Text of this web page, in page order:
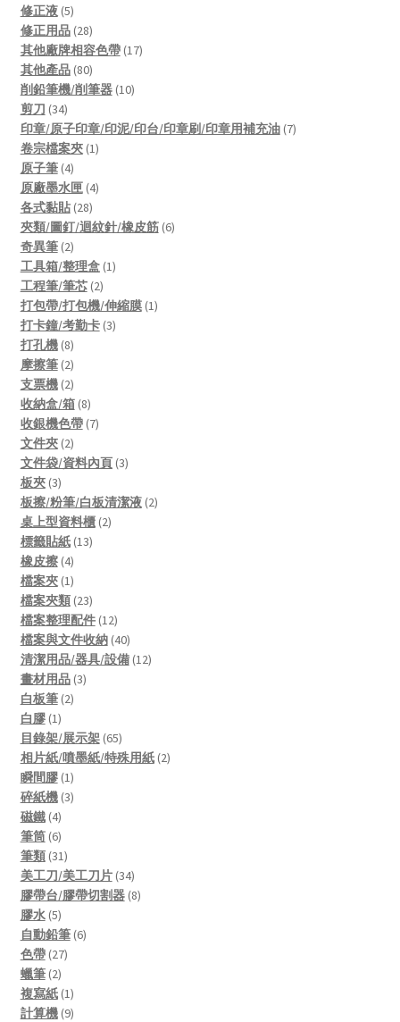
修正液 55
products
修正用品 2828
products
其他廠牌相容色帶 1717
其他產品 8080
products
削鉛筆機/削筆器 1010
剪刀 3434
products
印章/原子印章/印泥/印台/印章刷/印章用補充油 77
卷宗檔案夾 11
原子筆 44
products
原廠墨水匣 44
各式黏貼 2828
products
夾類/圖釘/迴紋針/橡皮筋 66
奇異筆 22
products
工具箱/整理盒 11
工程筆/筆芯 22
products
打包帶/打包機/伸縮膜 11
打卡鐘/考勤卡 33
打孔機 88
products
摩擦筆 22
products
支票機 22
products
收納盒/箱 88
products
收銀機色帶 77
文件夾 22
products
文件袋/資料內頁 33
板夾 33
products
板擦/粉筆/白板清潔液 22
桌上型資料櫃 22
標籤貼紙 1313
橡皮擦 44
products
檔案夾 11
product
檔案夾類 2323
products
檔案整理配件 1212
products
檔案與文件收納 4040
products
清潔用品/器具/設備 1212
畫材用品 33
白板筆 22
白膠 11
product
目錄架/展示架 6565
products
相片紙/噴墨紙/特殊用紙 22
瞬間膠 11
product
碎紙機 33
磁鐵 44
products
筆筒 66
products
筆類 3131
products
美工刀/美工刀片 3434
products
膠帶台/膠帶切割器 88
膠水 55
products
自動鉛筆 66
色帶 2727
蠟筆 22
products
複寫紙 11
product
計算機 99